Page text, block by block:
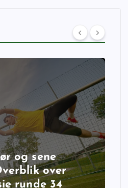
og sene
over
runde 34